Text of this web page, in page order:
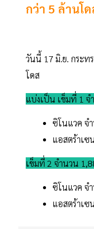
กว่า 5 ล้านโ
วันนี้ 17 มิ.ย. กระท
โดส
แบ่งเป็น เข็มที่ 1 จ
ซิโนแวค จ
แอสตร้าเซ
เข็มที่ 2 จำนวน
ซิโนแวค จ
แอสตร้าเซ